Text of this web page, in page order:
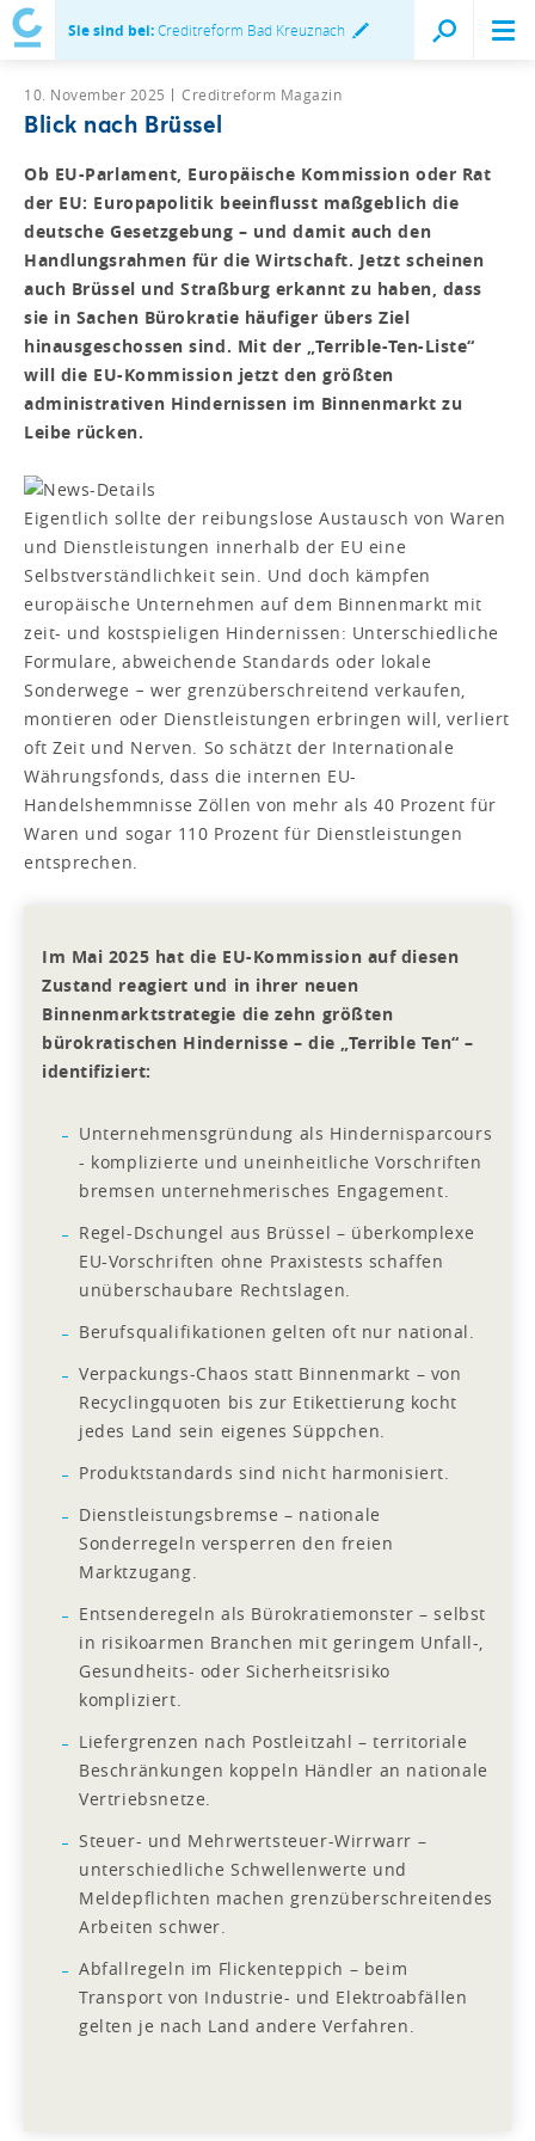
Sie sind bei:Creditreform Bad Kreuznach
10. November 2025 Creditreform Magazin
Blick nach Brüssel
Ob EU-Parlament, Europäische Kommission oder Rat
der EU: Europapolitik beeinflusst maßgeblich die
deutsche Gesetzgebung – und damit auch den
Handlungsrahmen für die Wirtschaft. Jetzt scheinen
auch Brüssel und Straßburg erkannt zu haben, dass
sie in Sachen Bürokratie häufiger übers Ziel
hinausgeschossen sind. Mit der „Terrible-Ten-Liste“
will die EU-Kommission jetzt den größten
administrativen Hindernissen im Binnenmarkt zu
Leibe rücken.
Eigentlich sollte der reibungslose Austausch von Waren
und Dienstleistungen innerhalb der EU eine
Selbstverständlichkeit sein. Und doch kämpfen
europäische Unternehmen auf dem Binnenmarkt mit
zeit- und kostspieligen Hindernissen: Unterschiedliche
Formulare, abweichende Standards oder lokale
Sonderwege − wer grenzüberschreitend verkaufen,
montieren oder Dienstleistungen erbringen will, verliert
oft Zeit und Nerven. So schätzt der Internationale
Währungsfonds, dass die internen EU-
Handelshemmnisse Zöllen von mehr als 40 Prozent für
Waren und sogar 110 Prozent für Dienstleistungen
entsprechen.
Im Mai 2025 hat die EU-Kommission auf diesen
Zustand reagiert und in ihrer neuen
Binnenmarktstrategie die zehn größten
bürokratischen Hindernisse – die „Terrible Ten“ –
identifiziert:
Unternehmensgründung als Hindernisparcours
- komplizierte und uneinheitliche Vorschriften
bremsen unternehmerisches Engagement.
Regel-Dschungel aus Brüssel – überkomplexe
EU-Vorschriften ohne Praxistests schaffen
unüberschaubare Rechtslagen.
Berufsqualifikationen gelten oft nur national.
Verpackungs-Chaos statt Binnenmarkt – von
Recyclingquoten bis zur Etikettierung kocht
jedes Land sein eigenes Süppchen.
Produktstandards sind nicht harmonisiert.
Dienstleistungsbremse – nationale
Sonderregeln versperren den freien
Marktzugang.
Entsenderegeln als Bürokratiemonster – selbst
in risikoarmen Branchen mit geringem Unfall-,
Gesundheits- oder Sicherheitsrisiko
kompliziert.
Liefergrenzen nach Postleitzahl – territoriale
Beschränkungen koppeln Händler an nationale
Vertriebsnetze.
Steuer- und Mehrwertsteuer-Wirrwarr –
unterschiedliche Schwellenwerte und
Meldepflichten machen grenzüberschreitendes
Arbeiten schwer.
Abfallregeln im Flickenteppich – beim
Transport von Industrie- und Elektroabfällen
gelten je nach Land andere Verfahren.